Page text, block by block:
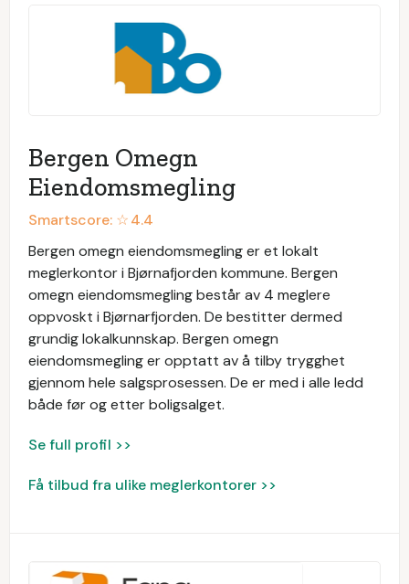
Bergen Omegn
Eiendomsmegling
Smartscore: ☆4.4
Bergen omegn eiendomsmegling er et lokalt
meglerkontor i Bjørnafjorden kommune. Bergen
omegn eiendomsmegling består av 4 meglere
oppvoskt i Bjørnarfjorden. De bestitter dermed
grundig lokalkunnskap. Bergen omegn
eiendomsmegling er opptatt av å tilby trygghet
gjennom hele salgsprosessen. De er med i alle ledd
både før og etter boligsalget.
Se full profil >>
Få tilbud fra ulike meglerkontorer >>